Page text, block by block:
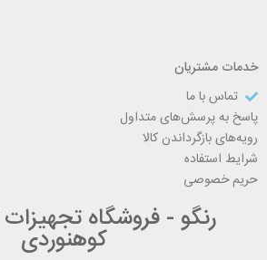
خدمات مشتریان
تماس با ما
پاسخ به پرسش‌های متداول
رویه‌های بازگرداندن کالا
شرایط استفاده
حریم خصوصی
رنگو - فروشگاه
کوهنوردی